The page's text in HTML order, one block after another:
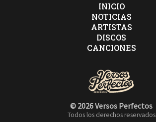
Se cierran las ventanas
Se entornarán las puertas del cielo
INICIO
NOTICIAS
ARTISTAS
DISCOS
CANCIONES
© 2026 Versos Perfectos
Todos los derechos reservados